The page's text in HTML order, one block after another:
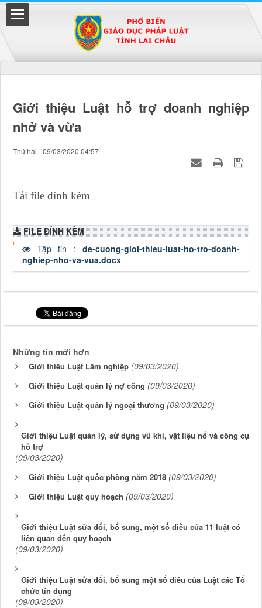
Giới thiệu Luật hỗ trợ doanh nghiệp
nhở và vừa
Thứ hai - 09/03/2020 04:57
Tải file đính kèm
FILE ĐÍNH KÈM
Tập tin : de-cuong-gioi-thieu-luat-ho-tro-doanh-
nghiep-nho-va-vua.docx
Những tin mới hơn
Giới thiêu Luật Lâm nghiệp (09/03/2020)
Giới thiệu Luật quản lý nợ công (09/03/2020)
Giới thiệu Luật quản lý ngoại thương (09/03/2020)
Giới thiệu Luật quản lý, sử dụng vũ khí, vật liệu nổ và công cụ
hỗ trợ
(09/03/2020)
Giới thiệu Luật quốc phòng năm 2018 (09/03/2020)
Giới thiệu Luật quy hoạch (09/03/2020)
Giới thiệu Luật sửa đổi, bổ sung, một số điều của 11 luật có
liên quan đến quy hoạch
(09/03/2020)
Giới thiệu Luật sửa đổi, bổ sung một số điều của Luật các Tổ
chức tín dụng
(09/03/2020)
Đã kết nối EMC